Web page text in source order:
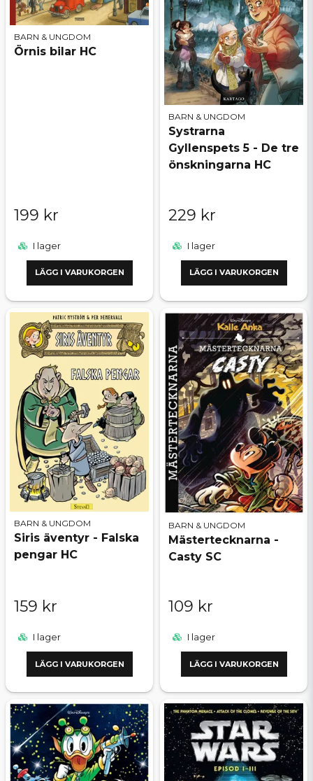
BARN & UNGDOM
Örnis bilar HC
199 kr
I lager
LÄGG I VARUKORGEN
BARN & UNGDOM
Systrarna
Gyllenspets 5 - De tre
önskningarna HC
229 kr
I lager
LÄGG I VARUKORGEN
BARN & UNGDOM
Siris äventyr - Falska
pengar HC
159 kr
I lager
LÄGG I VARUKORGEN
BARN & UNGDOM
Mästertecknarna -
Casty SC
109 kr
I lager
LÄGG I VARUKORGEN